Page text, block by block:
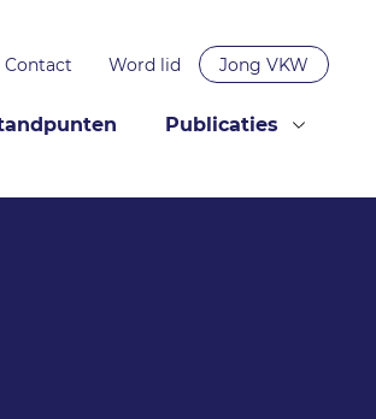
Contact Word lid Jong VKW
Publicaties